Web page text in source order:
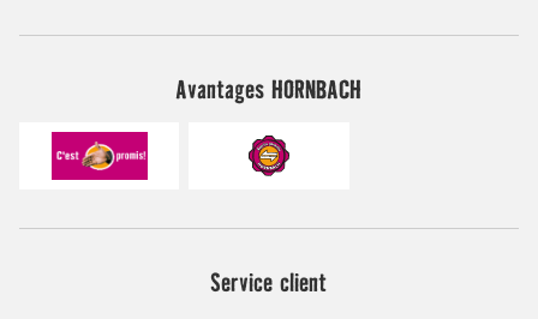
Avantages HORNBACH
Service client